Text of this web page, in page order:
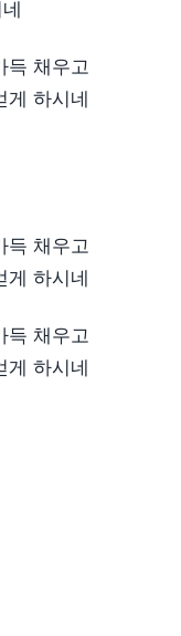
득 채우고
게 하시네
득 채우고
게 하시네
득 채우고
게 하시네